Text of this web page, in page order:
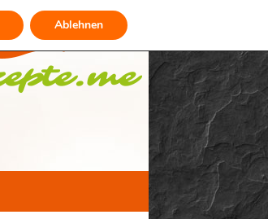
Ablehnen